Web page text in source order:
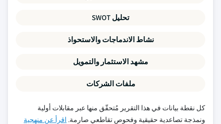
تحليل SWOT
نشاط الاندماجات والاستحواذ
مشهد الاستثمار والتمويل
ملفات الشركات
كل نقطة بيانات في هذا التقرير مُتحقّق منها عبر مقابلات أولية
ونمذجة تصاعدية حقيقية وفحوص تقاطعي صارمة. اقرأ عن منهجية